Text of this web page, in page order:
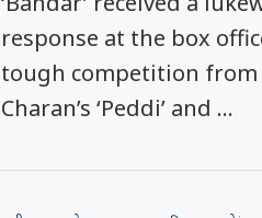
response at the box
tough competition from
Charan’s ‘Peddi’ and …